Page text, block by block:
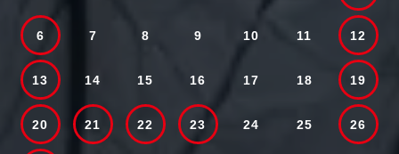
6 7 8 9 10 11 12
13 14 15 16 17 18 19
20 21 22 23 24 25 26